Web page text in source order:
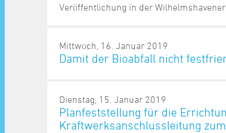
Veröffentlichung in der
Mittwoch, 16. Januar 2019
Damit der Bioabfall nicht
Dienstag, 15. Januar 2019
Planfeststellung für die
Kraftwerksanschlussleitung